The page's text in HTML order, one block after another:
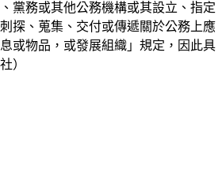
黨務或其他公務機構或其設立、指定
探、蒐集、交付或傳遞關於公務上應
或物品，或發展組織」規定，因此具
）